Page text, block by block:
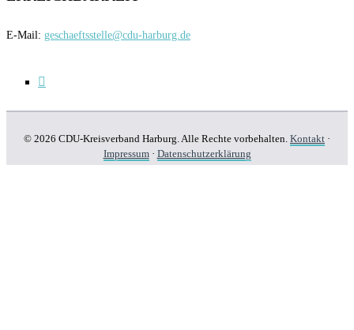
E-Mail: geschaeftsstelle@cdu-harburg.de
© 2026 CDU-Kreisverband Harburg. Alle Rechte vorbehalten. Kontakt ·
Impressum· Datenschutzerklärung